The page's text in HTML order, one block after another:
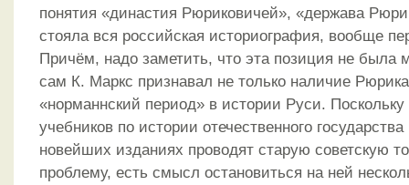
понятия «династия Рюриковичей», «держава
стояла вся российская историография, вообще
Причём, надо заметить, что эта позиция не была
сам К. Маркс признавал не только наличие
«норманнский период» в истории Руси. Поскольку
учебников по истории отечественного
новейших изданиях проводят старую советскую
проблему, есть смысл остановиться на ней